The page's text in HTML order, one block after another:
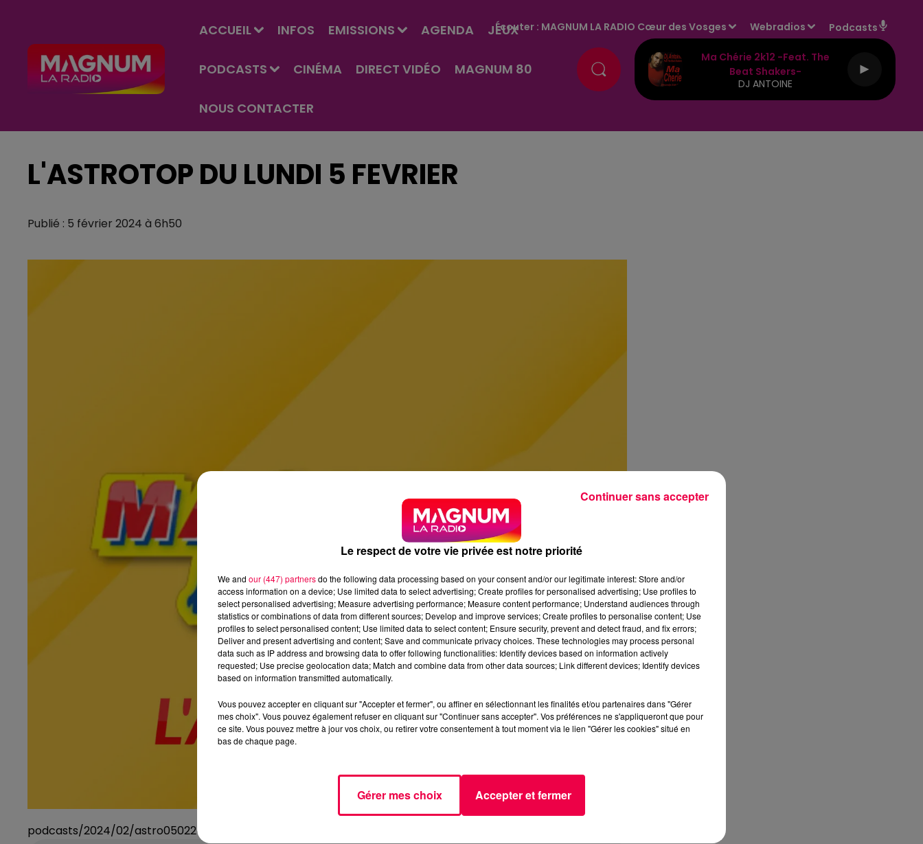
ACCUEIL INFOS EMISSIONS AGENDA JEUX
PODCASTS CINÉMA DIRECT VIDÉO MAGNUM 80
NOUS CONTACTER
Écouter : MAGNUM LA RADIO Cœur des Vosges Webradios Podcasts
Ma Chérie 2k12 -feat. The
Beat Shakers-
DJ ANTOINE
L'ASTROTOP DU LUNDI 5 FEVRIER
Publié : 5 février 2024 à 6h50
podcasts/2024/02/astro050224.mp3
Le respect de votre vie privée est notre priorité
We and our (447) partnersdo the following data processing based on your consent and/or our legitimate interest: Store and/or
access information on a device; Use limited data to select advertising; Create profiles for personalised advertising; Use profiles to
select personalised advertising; Measure advertising performance; Measure content performance; Understand audiences through
statistics or combinations of data from different sources; Develop and improve services; Create profiles to personalise content; Use
profiles to select personalised content; Use limited data to select content; Ensure security, prevent and detect fraud, and fix errors;
Deliver and present advertising and content; Save and communicate privacy choices. These technologies may process personal
data such as IP address and browsing data to offer following functionalities: Identify devices based on information actively
requested; Use precise geolocation data; Match and combine data from other data sources; Link different devices; Identify devices
based on information transmitted automatically.
Vous pouvez accepter en cliquant sur "Accepter et fermer", ou affiner en sélectionnant les finalités et/ou partenaires dans "Gérer
mes choix". Vous pouvez également refuser en cliquant sur "Continuer sans accepter". Vos préférences ne s'appliqueront que pour
ce site. Vous pouvez mettre à jour vos choix, ou retirer votre consentement à tout moment via le lien "Gérer les cookies" situé en
bas de chaque page.
Gérer mes choix Accepter et fermer
Continuer sans accepter